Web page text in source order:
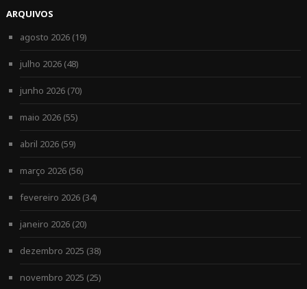
ARQUIVOS
agosto 2026(19)
julho 2026(48)
junho 2026(70)
maio 2026(55)
abril 2026(59)
março 2026(56)
fevereiro 2026(34)
janeiro 2026(20)
dezembro 2025 (38)
novembro 2025 (25)